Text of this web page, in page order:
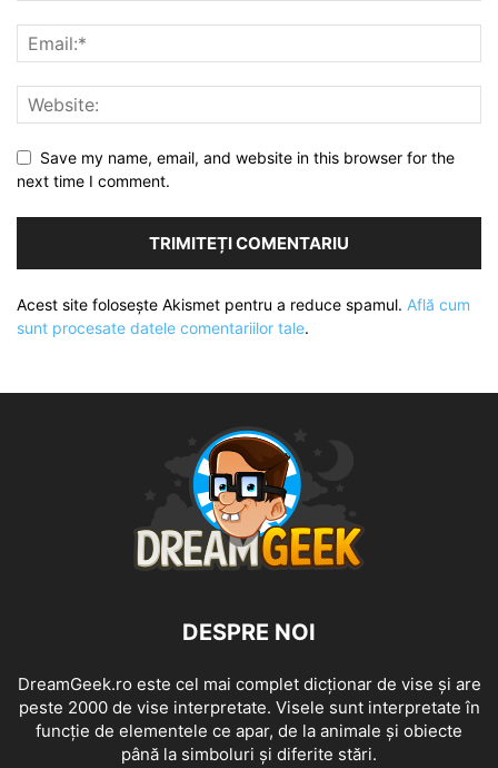
Save my name, email, and website in this browser for the
next time I comment.
Acest site folosește Akismet pentru a reduce spamul. Află cum
sunt procesate datele comentariilor tale.
DESPRE NOI
DreamGeek.ro este cel mai complet dicționar de vise și are
peste 2000 de vise interpretate. Visele sunt interpretate în
funcție de elementele ce apar, de la animale și obiecte
până la simboluri și diferite stări.